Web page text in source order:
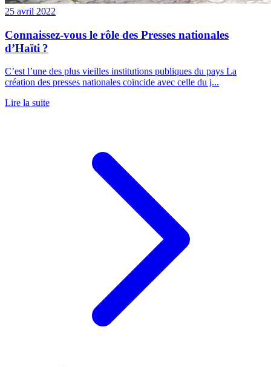
25 avril 2022
Connaissez-vous le rôle des Presses nationales
d’Haïti ?
C’est l’une des plus vieilles institutions publiques du pays La
création des presses nationales coïncide avec celle du j...
Lire la suite